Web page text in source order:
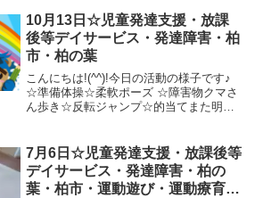
10月13日☆児童発達支援・放課
後等デイサービス・発達障害・柏
市・柏の葉
こんにちは!(^^)!今日の活動の様子です♪
☆準備体操☆柔軟ポーズ ☆障害物クマさ
ん歩き☆反転ジャンプ☆的当てまた明日
7月6日☆児童発達支援・放課後等
デイサービス・発達障害・柏の
葉・柏市・運動遊び・運動療育・